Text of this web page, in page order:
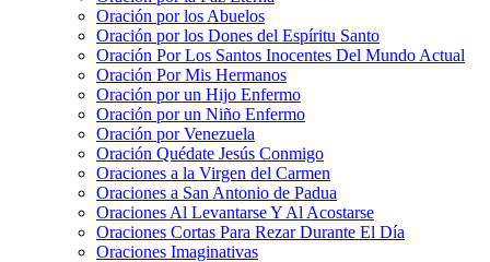
Oración por los Abuelos
Oración por los Dones del Espíritu Santo
Oración Por Los Santos Inocentes Del Mundo Actual
Oración Por Mis Hermanos
Oración por un Hijo Enfermo
Oración por un Niño Enfermo
Oración por Venezuela
Oración Quédate Jesús Conmigo
Oraciones a la Virgen del Carmen
Oraciones a San Antonio de Padua
Oraciones Al Levantarse Y Al Acostarse
Oraciones Cortas Para Rezar Durante El Día
Oraciones Imaginativas